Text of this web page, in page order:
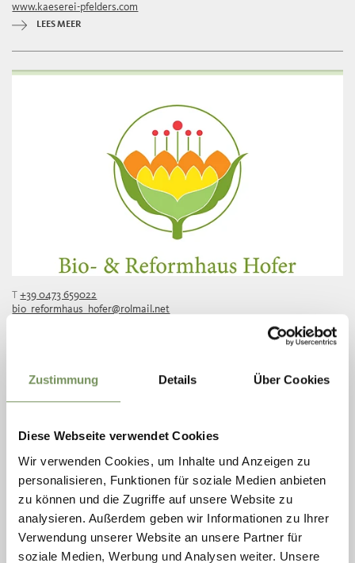
Zustimmung Details Über Cookies
Diese Webseite verwendet Cookies
Wir verwenden Cookies, um Inhalte und Anzeigen zu
personalisieren, Funktionen für soziale Medien anbieten
zu können und die Zugriffe auf unsere Website zu
analysieren. Außerdem geben wir Informationen zu Ihrer
Verwendung unserer Website an unsere Partner für
soziale Medien, Werbung und Analysen weiter. Unsere
www.kaeserei-pfelders.com
LEES MEER
T+39 0473 659022
bio_reformhaus_hofer@rolmail.net